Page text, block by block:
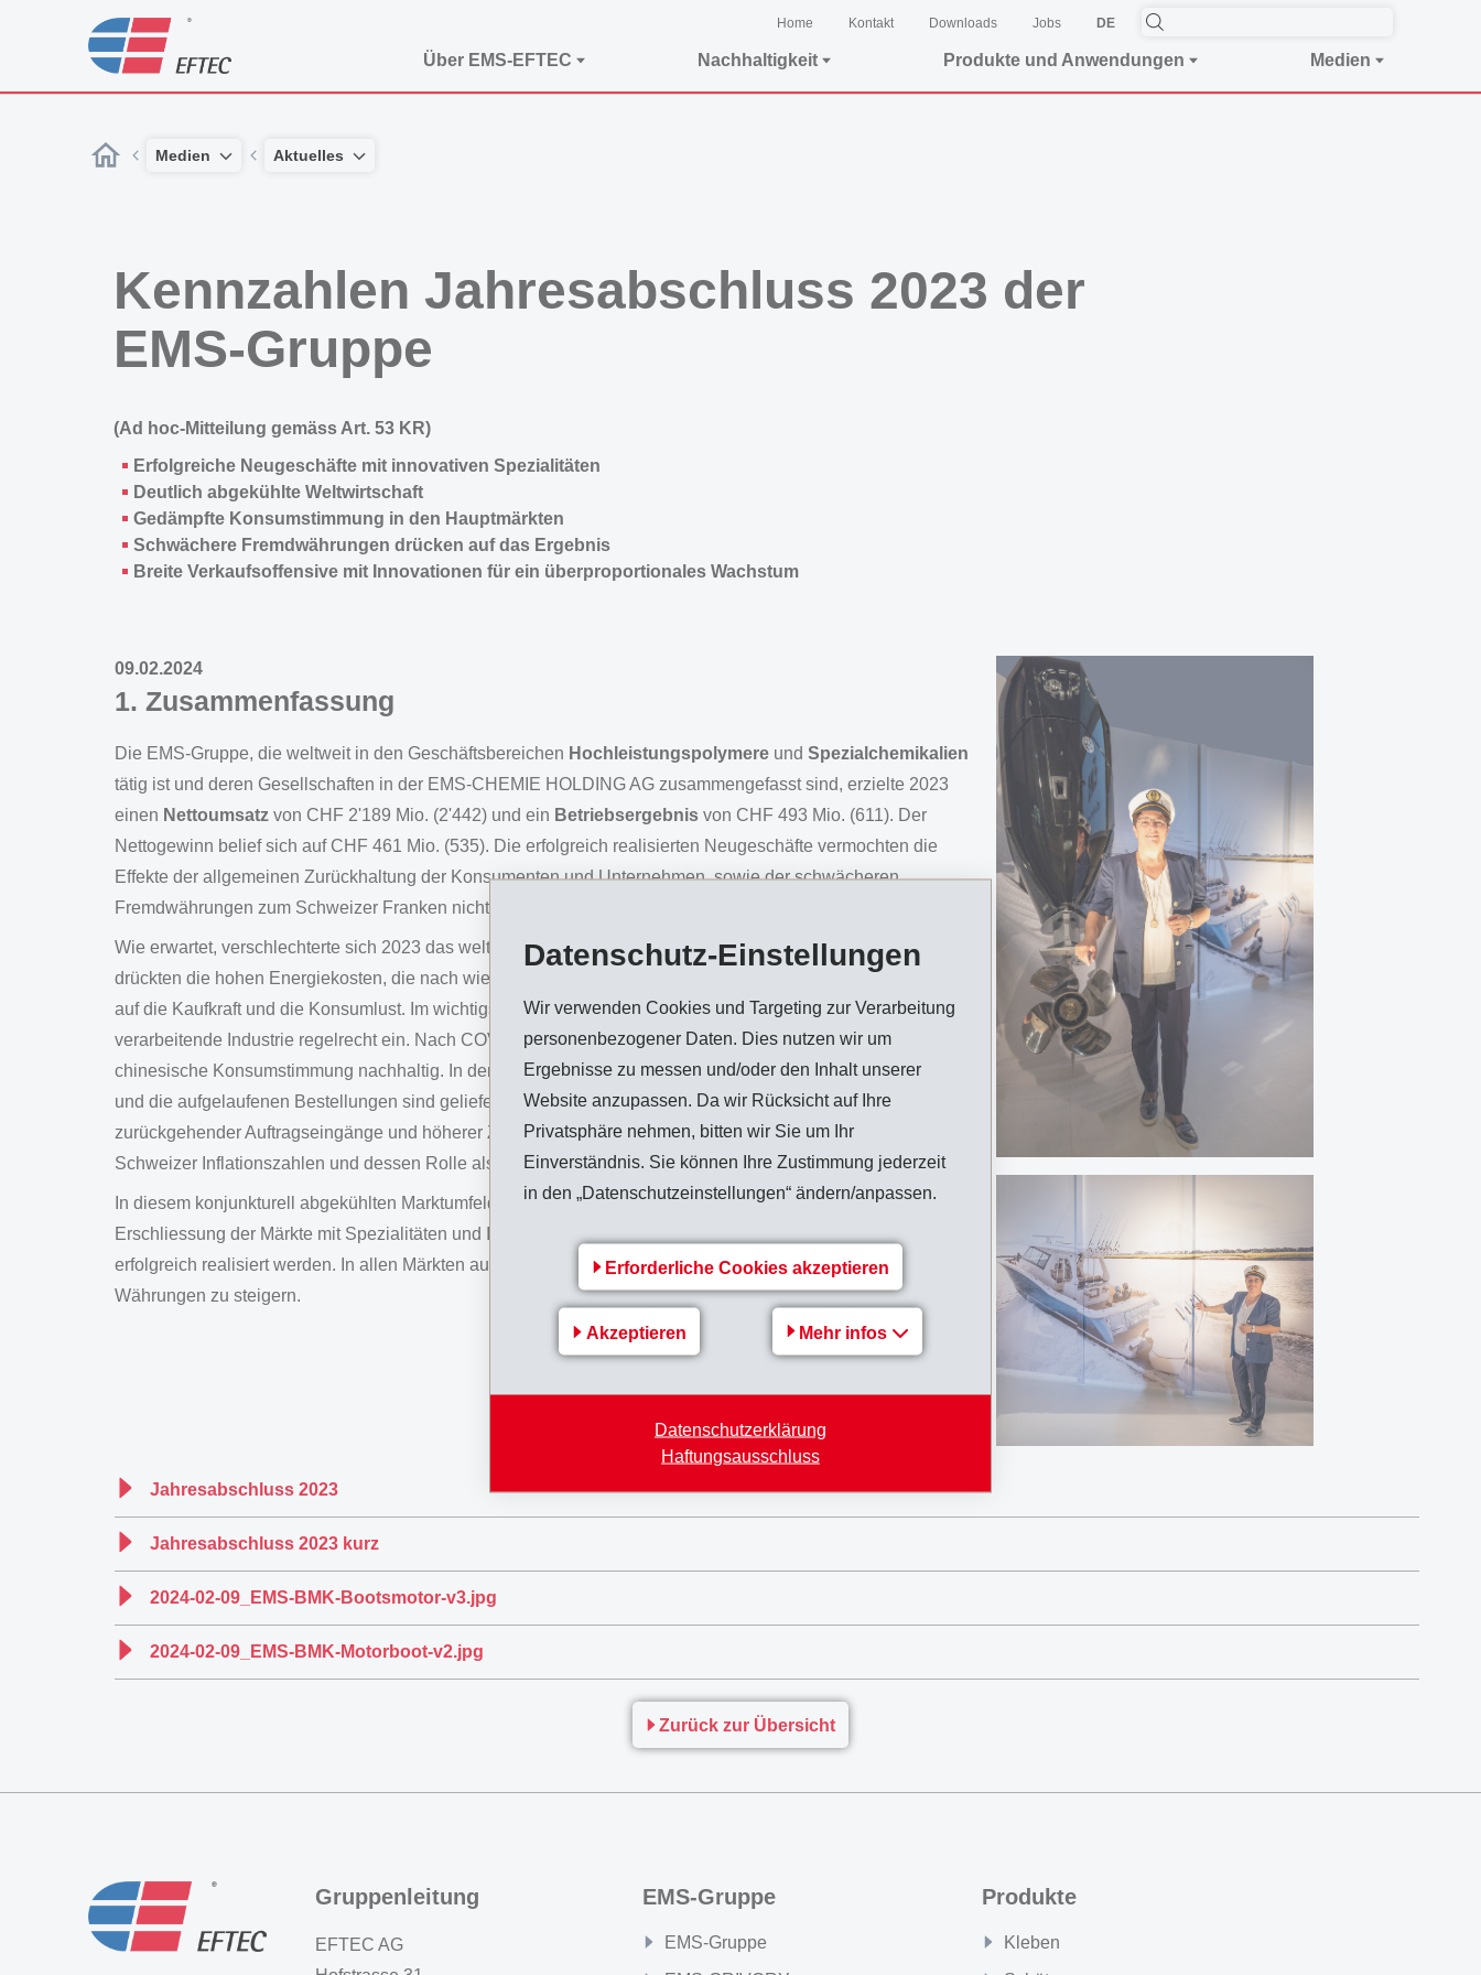
Datenschutz-Einstellungen
Wir verwenden Cookies und Targeting zur Verarbeitung
personenbezogener Daten. Dies nutzen wir um
Ergebnisse zu messen und/oder den Inhalt unserer
Website anzupassen. Da wir Rücksicht auf Ihre
Privatsphäre nehmen, bitten wir Sie um Ihr
Einverständnis. Sie können Ihre Zustimmung jederzeit
in den „Datenschutzeinstellungen“ ändern/anpassen.
Erforderliche Cookies akzeptieren
Akzeptieren Mehr infos
Datenschutzerklärung
Haftungsausschluss
Home Kontakt Downloads Jobs DE
Über EMS-EFTEC Nachhaltigkeit Produkte und Anwendungen Medien
Medien Aktuelles
Kennzahlen Jahresabschluss 2023 der
EMS-Gruppe
(Ad hoc-Mitteilung gemäss Art. 53 KR)
Erfolgreiche Neugeschäfte mit innovativen Spezialitäten
Deutlich abgekühlte Weltwirtschaft
Gedämpfte Konsumstimmung in den Hauptmärkten
Schwächere Fremdwährungen drücken auf das Ergebnis
Breite Verkaufsoffensive mit Innovationen für ein überproportionales Wachstum
09.02.2024
1. Zusammenfassung
Die EMS-Gruppe, die weltweit in den Geschäftsbereichen Hochleistungspolymere und Spezialchemikalien
tätig ist und deren Gesellschaften in der EMS-CHEMIE HOLDING AG zusammengefasst sind, erzielte 2023
einen Nettoumsatz von CHF 2'189 Mio. (2'442) und ein Betriebsergebnis von CHF 493 Mio. (611). Der
Nettogewinn belief sich auf CHF 461 Mio. (535). Die erfolgreich realisierten Neugeschäfte vermochten die
Effekte der allgemeinen Zurückhaltung der Konsumenten und Unternehmen, sowie der schwächeren
Fremdwährungen zum Schweizer Franken nicht zu kompensieren.
Wie erwartet, verschlechterte sich 2023 das weltwirtschaftliche Umfeld deutlich. Insbesondere in Europa
drückten die hohen Energiekosten, die nach wie vor beträchtliche Kerninflation und die gestiegenen Zinsen
auf die Kaufkraft und die Konsumlust. Im wichtigsten europäischen Industrieland Deutschland brach die
verarbeitende Industrie regelrecht ein. Nach COVID-19 belastete in China die Immobilienkrise die
chinesische Konsumstimmung nachhaltig. In der globalen Autoindustrie ist der Chipmangel inzwischen gelöst
und die aufgelaufenen Bestellungen sind geliefert. In den gesamten Lieferketten wurden aufgrund
zurückgehender Auftragseingänge und höherer Zinsen die Lagerbestände reduziert. Die moderaten
Schweizer Inflationszahlen und dessen Rolle als "Safe Haven" liessen den Schweizer Franken erstarken.
In diesem konjunkturell abgekühlten Marktumfeld konzentriert sich EMS konsequent auf eine breitere
Erschliessung der Märkte mit Spezialitäten und Innovationen. Die geplanten Neugeschäfte konnten 2023
erfolgreich realisiert werden. In allen Märkten ausserhalb Europas gelang es, den Umsatz in lokalen
Währungen zu steigern.
Jahresabschluss 2023
Jahresabschluss 2023 kurz
2024-02-09_EMS-BMK-Bootsmotor-v3.jpg
2024-02-09_EMS-BMK-Motorboot-v2.jpg
Zurück zur Übersicht
Gruppenleitung
EFTEC AG
EMS-Gruppe
EMS-Gruppe
Produkte
Kleben